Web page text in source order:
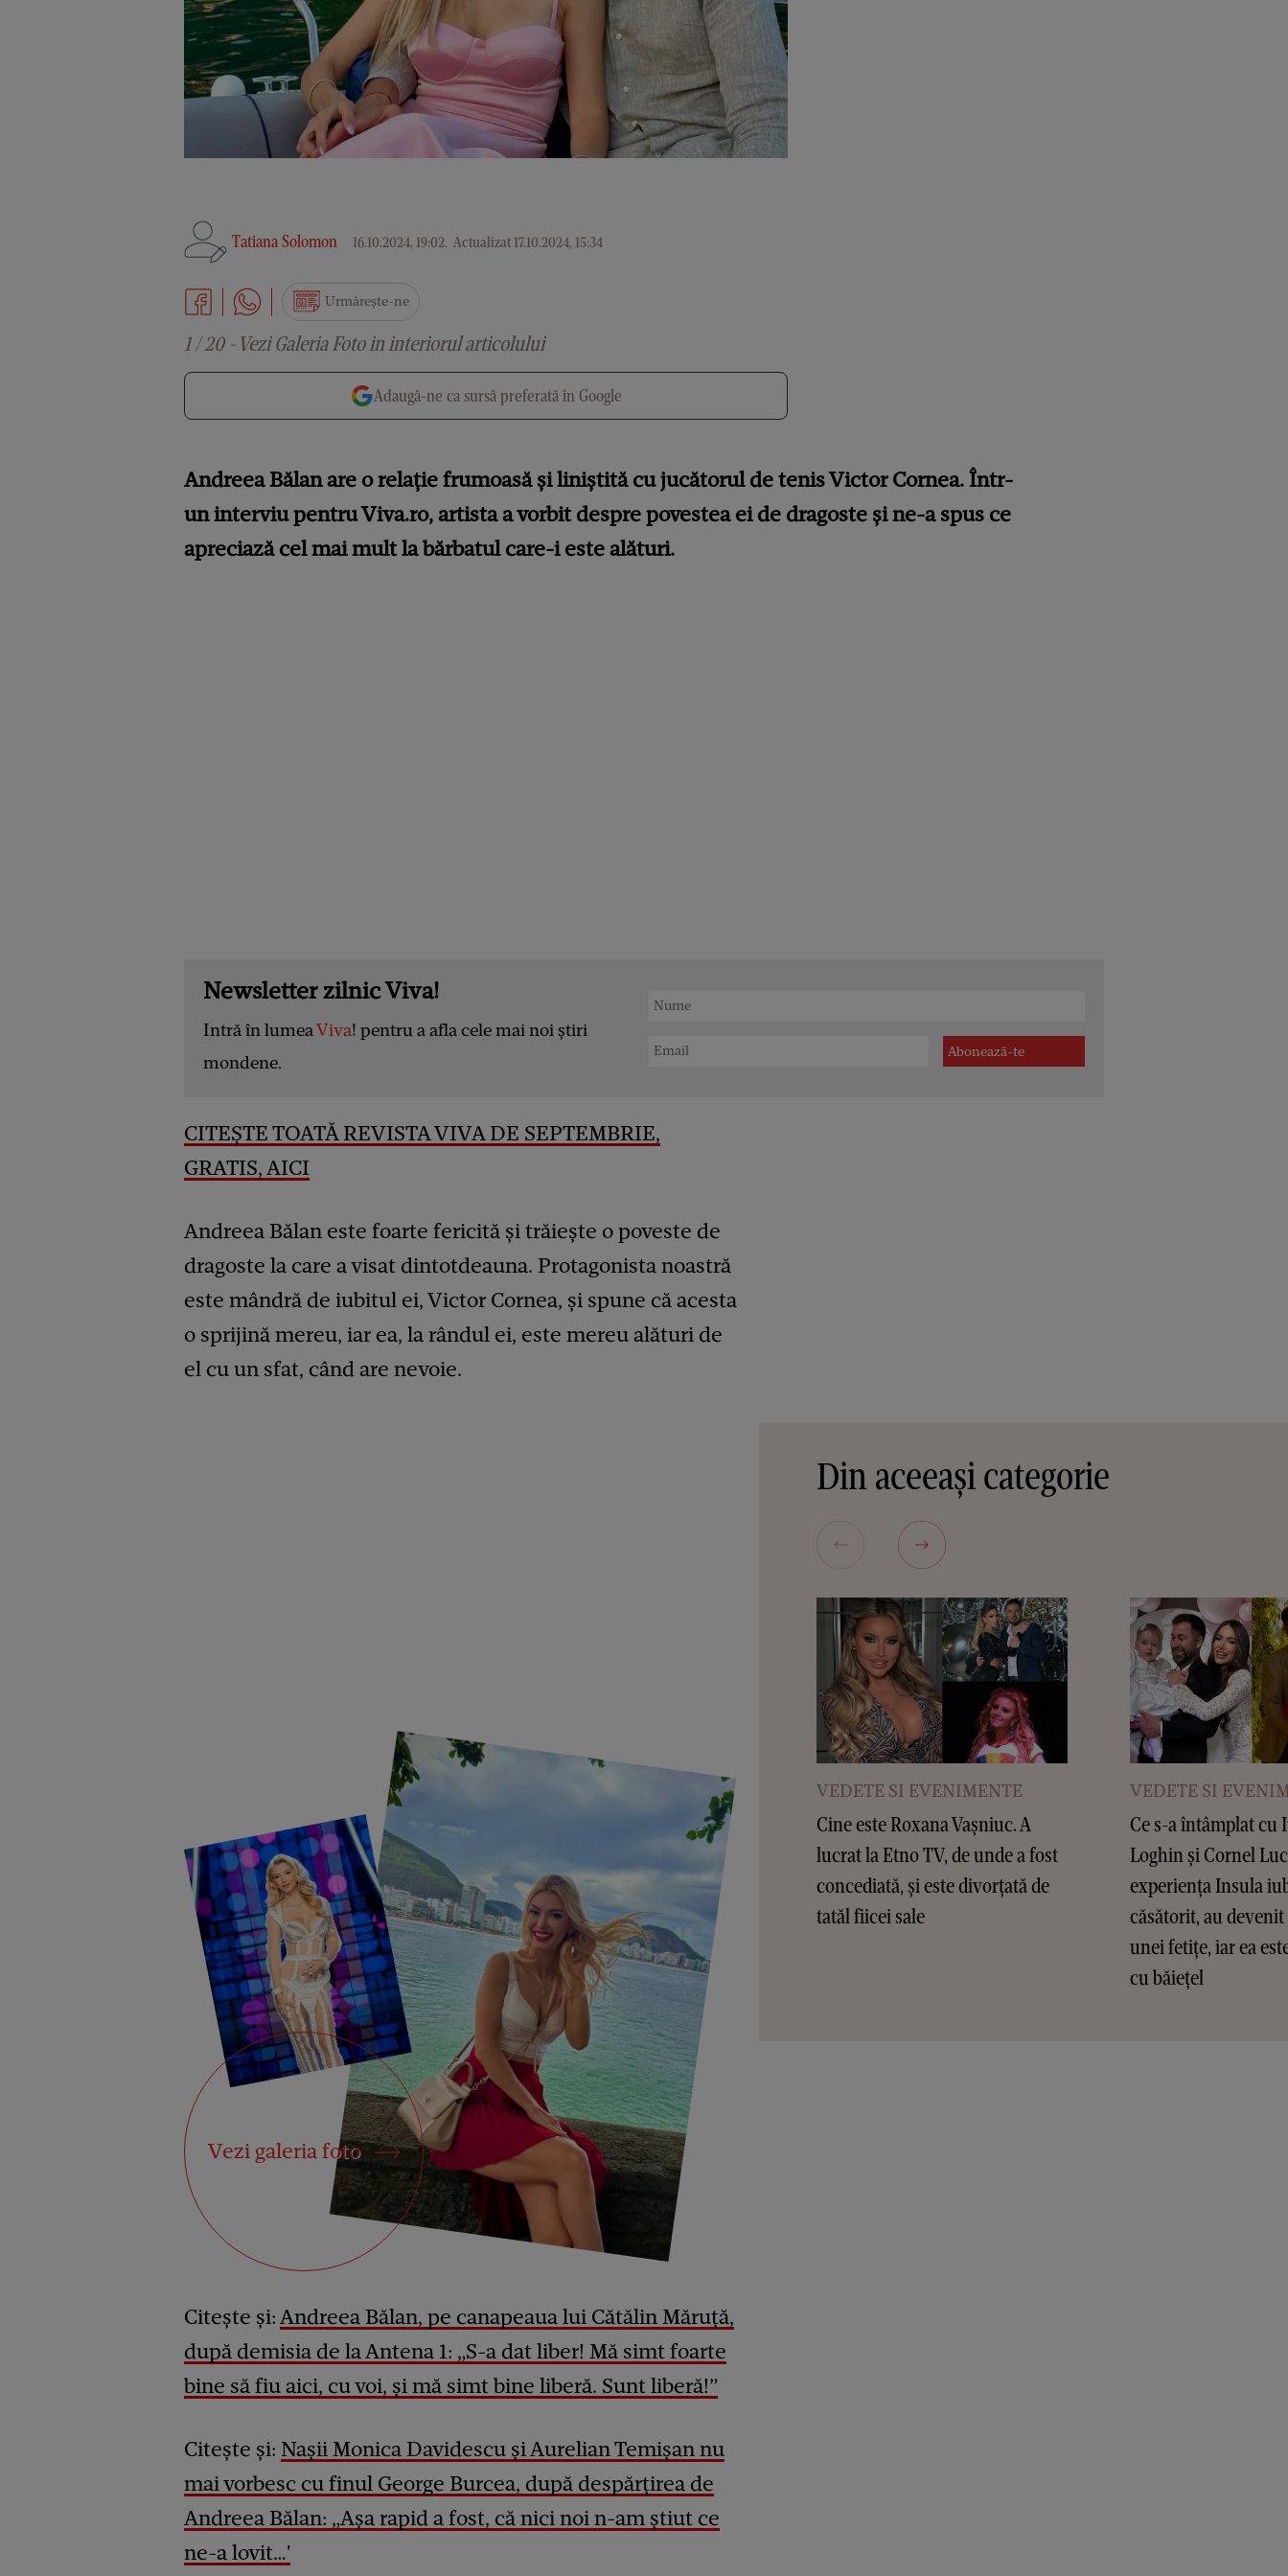
Tatiana Solomon 16.10.2024, 19:02. Actualizat 17.10.2024, 15:34
Urmărește-ne
1 / 20 - Vezi Galeria Foto in interiorul articolului
Adaugă-ne ca sursă preferată în Google
Andreea Bălan are o relație frumoasă și liniștită cujucătorul de tenis Victor Cornea. Într-
un interviu pentru Viva.ro, artista a vorbit despre povestea ei de dragoste și ne-a spus ce
apreciază cel mai mult la bărbatul care-i este alături.
Newsletter zilnic Viva!
Intră în lumeaViva! pentru a afla cele mai noi știri
mondene.
CITEȘTE TOATĂ REVISTA VIVA DE SEPTEMBRIE,
GRATIS, AICI
Andreea Bălan este foarte fericită și trăiește o poveste de
dragoste la care a visat dintotdeauna. Protagonista noastră
este mândră de iubitul ei, Victor Cornea, și spune că acesta
o sprijină mereu, iar ea, la rândul ei, este mereu alături de
el cu un sfat, când are nevoie.
Vezi galeria foto
Citește și:Andreea Bălan, pe canapeaua lui Cătălin Măruță,
după demisia de la Antena 1: „S-a dat liber! Mă simt foarte
bine să fiu aici, cu voi, și mă simt bine liberă. Sunt liberă!”
Citește și: Nașii Monica Davidescu și Aurelian Temișan nu
mai vorbesc cu finul George Burcea, după despărțirea de
Andreea Bălan: „Așa rapid a fost, că nici noi n-am știut ce
ne-a lovit…'
Din aceeași categorie
VEDETE SI EVENIMENTE
Cine este Roxana Vașniuc. A
lucrat la Etno TV, de unde a fost
concediată, și este divorțată de
tatăl fiicei sale
VEDETE SI
Ce s-a întâmplat cu
Loghin și Cornel
experiența Insula
căsătorit, au
unei fetițe, iar ea
cu băiețel